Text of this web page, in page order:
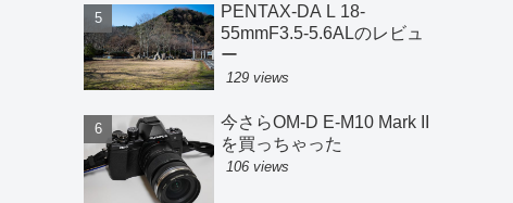
PENTAX-DA L 18-
55mmF3.5-5.6ALのレビュ
ー
129 views
今さらOM-D E-M10 Mark II
を買っちゃった
106 views